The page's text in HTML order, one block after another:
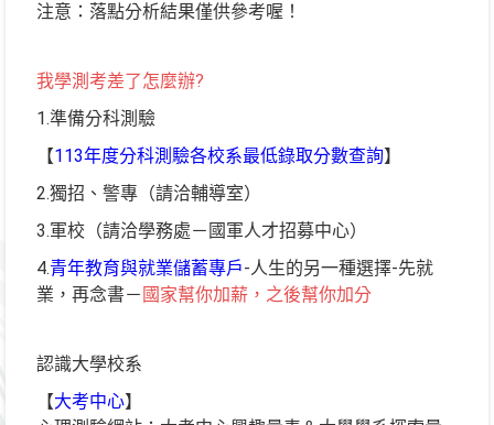
注意：落點分析結果僅供參考喔！
我學測考差了怎麼辦?
1.準備分科測驗
【113年度分科測驗各校系最低錄取分數查詢】
2.獨招、警專（請洽輔導室）
3.軍校（請洽學務處－國軍人才招募中心）
4.青年教育與就業儲蓄專戶-人生的另一種選擇-先就
業，再念書－ 國家幫你加薪，之後幫你加分
認識大學校系
【大考中心】